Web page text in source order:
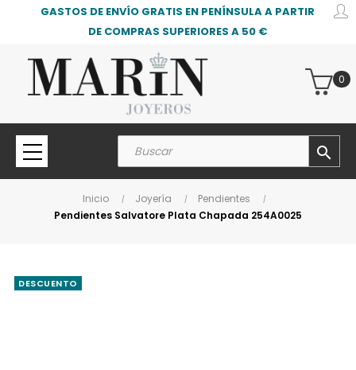
GASTOS DE ENVÍO GRATIS EN PENÍNSULA A PARTIR
DE COMPRAS SUPERIORES A 50 €
search
0
Inicio Joyería
Pendientes
Pendientes Salvatore Plata Chapada 254A0025
DESCUENTO